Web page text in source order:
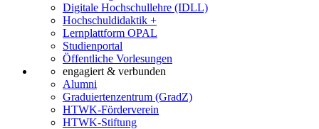
Digitale Hochschullehre (IDLL)
Hochschuldidaktik +
Lernplattform OPAL
Studienportal
Öffentliche Vorlesungen
engagiert & verbunden
Alumni
Graduiertenzentrum (GradZ)
HTWK-Förderverein
HTWK-Stiftung